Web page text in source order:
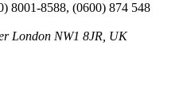
8001-8588, (0600) 874 548
London NW1 8JR, UK